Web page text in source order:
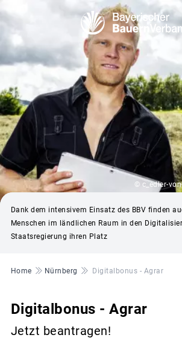
© c_edler-
Dank dem intensivem Einsatz des BBV finden
Menschen im ländlichen Raum in den
Staatsregierung ihren Platz
Pfadnavigation
Home Nürnberg Digitalbonus - Agrar
Digitalbonus - Agrar
Jetzt beantragen!